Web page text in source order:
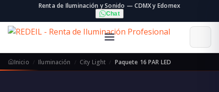
Renta de Iluminación y Sonido — CDMX y Edomex
Chat
Inicio Iluminación City Light Paquete 16 PAR LED